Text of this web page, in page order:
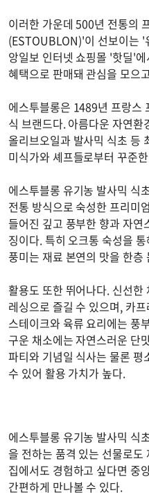
이러한 가운데 500년 전통의
(ESTOUBLON)'이 선보이는
앙일보 인터넷 쇼핑몰 '핫딜'
혜택으로 판매돼 관심을 모으
에스투블롱은 1489년 프랑스
식 브랜드다. 아름다운 자연
올리브오일과 발사믹 식초 등
미식가와 셰프들로부터 꾸준
에스투블롱 유기농 발사믹 식
전통 방식으로 숙성한 프리미
들어진 깊고 풍부한 향과 자
징이다. 특히 오크통 숙성을
풍미는 재료 본연의 맛을 한층
활용도 또한 뛰어나다. 신선
레싱으로 즐길 수 있으며, 카
스테이크와 육류 요리에는 풍
구운 채소에는 자연스러운 단
파티와 기념일 식사는 물론
수 있어 활용 가치가 높다.
에스투블롱 유기농 발사믹 식
을 전하는 품격 있는 선물로
집에서도 경험하고 싶다면 중
간편하게 만나볼 수 있다.